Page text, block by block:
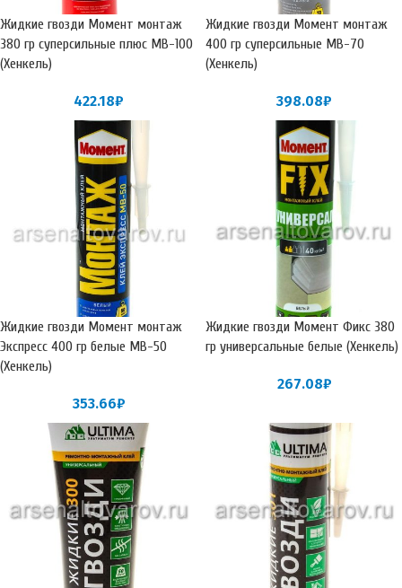
Жидкие гвозди Момент монтаж
380 гр суперсильные плюс МВ-100
(Хенкель)
422.18₽
Жидкие гвозди Момент монтаж
400 гр суперсильные МВ-70
(Хенкель)
398.08₽
Жидкие гвозди Момент монтаж
Экспресс 400 гр белые МВ-50
(Хенкель)
353.66₽
Жидкие гвозди Момент Фикс 380
гр универсальные белые (Хенкель)
267.08₽